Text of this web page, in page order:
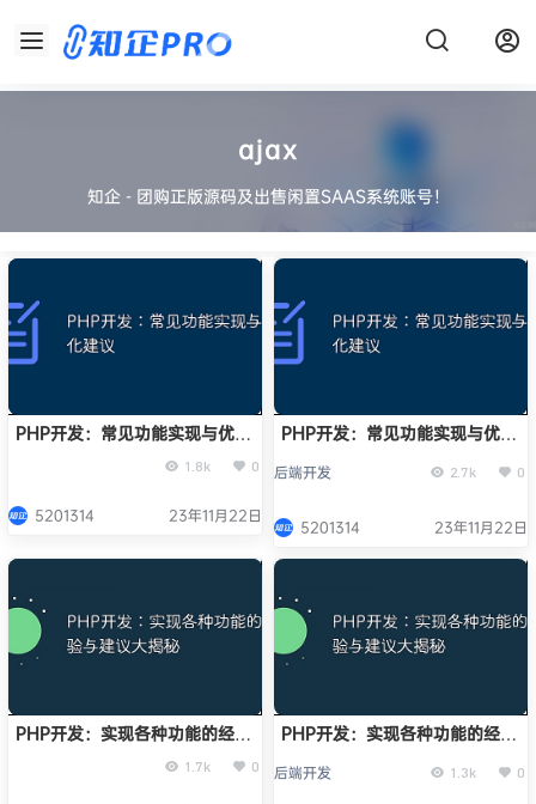
ajax
知企 - 团购正版源码及出售闲置SAAS系统账号！
PHP开发：常见功能实现与优化
1.8k 0
5201314 23年11月22日
PHP开发：常见功能实现与优化
后端开发 2.7k 0
5201314 23年11月22日
PHP开发：实现各种功能的经验
1.7k 0
PHP开发：实现各种功能的经验
后端开发 1.3k 0